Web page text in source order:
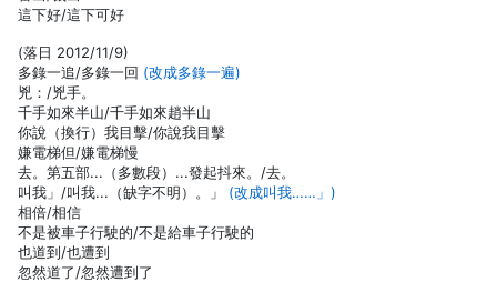
這下好/這下可好
(落日 2012/11/9)
多錄一追/多錄一回 (改成多錄一遍)
兇：/兇手。
千手如來半山/千手如來趙半山
你說（換行）我目擊/你說我目擊
嫌電梯但/嫌電梯慢
去。第五部...（多數段）...發起抖來。/去。
叫我」/叫我...（缺字不明）。」 (改成叫我……」)
相倍/相信
不是被車子行駛的/不是給車子行駛的
也道到/也遭到
忽然道了/忽然遭到了